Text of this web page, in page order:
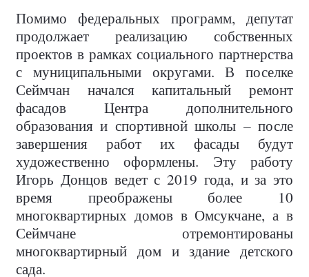
Помимо федеральных программ, депутат
продолжает реализацию собственных
проектов в рамках социального партнерства
с муниципальными округами. В поселке
Сеймчан начался капитальный ремонт
фасадов Центра дополнительного
образования и спортивной школы – после
завершения работ их фасады будут
художественно оформлены. Эту работу
Игорь Донцов ведет с 2019 года, и за это
время преображены более 10
многоквартирных домов в Омсукчане, а в
Сеймчане отремонтированы
многоквартирный дом и здание детского
сада.